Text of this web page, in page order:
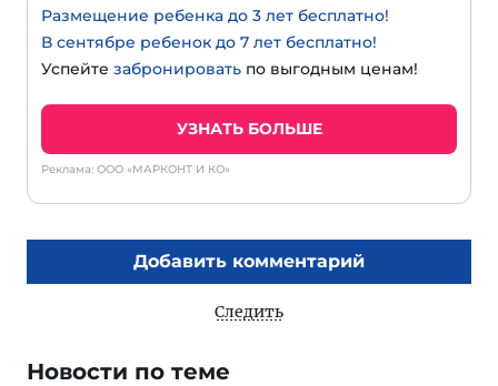
Размещение ребенка до 3 лет бесплатно!
В сентябре ребенок до 7 лет бесплатно!
Успейте забронировать по выгодным ценам!
УЗНАТЬ БОЛЬШЕ
Реклама: ООО «МАРКОНТ И КО»
Добавить комментарий
Следить
Новости по теме